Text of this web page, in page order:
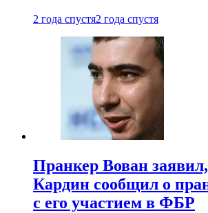
2 года спустя2 года спустя
Пранкер Вован
Кардин сообщил о
с его участием в ФБР